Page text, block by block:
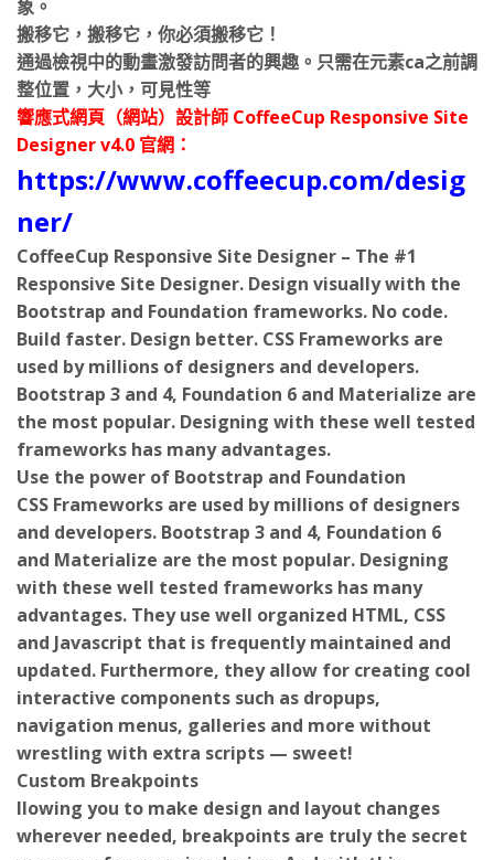
搬移它，搬移它，你必須搬移它！
通過檢視中的動畫激發訪問者的興趣。只需在元素ca之前調
整位置，大小，可見性等
響應式網頁（網站）設計師 CoffeeCup Responsive Site
Designer v4.0 官網：
https://www.coffeecup.com/desig
ner/
CoffeeCup Responsive Site Designer – The #1
Responsive Site Designer. Design visually with the
Bootstrap and Foundation frameworks. No code.
Build faster. Design better. CSS Frameworks are
used by millions of designers and developers.
Bootstrap 3 and 4, Foundation 6 and Materialize are
the most popular. Designing with these well tested
frameworks has many advantages.
Use the power of Bootstrap and Foundation
CSS Frameworks are used by millions of designers
and developers. Bootstrap 3 and 4, Foundation 6
and Materialize are the most popular. Designing
with these well tested frameworks has many
advantages. They use well organized HTML, CSS
and Javascript that is frequently maintained and
updated. Furthermore, they allow for creating cool
interactive components such as dropups,
navigation menus, galleries and more without
wrestling with extra scripts — sweet!
Custom Breakpoints
llowing you to make design and layout changes
wherever needed, breakpoints are truly the secret
weapon of responsive design. And with this